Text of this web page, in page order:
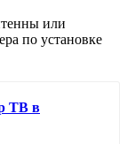
или
по установке
ТВ в